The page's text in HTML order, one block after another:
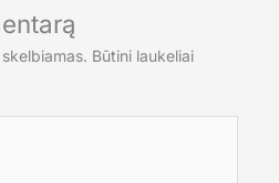
Būtini laukeliai